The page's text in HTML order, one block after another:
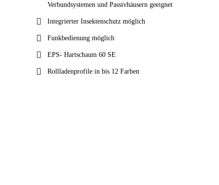
Verbundsystemen und Passivhäusern geeignet
Integrierter Insektenschutz möglich
Funkbedienung möglich
EPS- Hartschaum 60 SE
Rollladenprofile in bis 12 Farben